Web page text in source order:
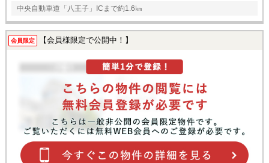
中央自動車道「八王子」ICまで約1.6㎞
会員限定 【会員様限定で公開中！】